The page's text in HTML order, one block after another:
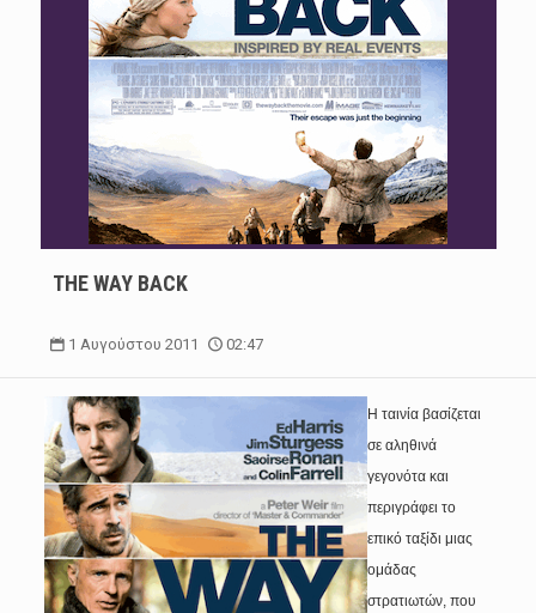
THE WAY BACK
1 Αυγούστου 2011 02:47
Η ταινία βασίζεται
σε αληθινά
γεγονότα και
περιγράφει το
επικό ταξίδι μιας
ομάδας
στρατιωτών, που